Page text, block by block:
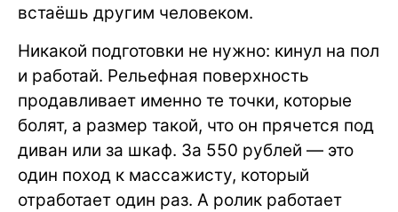
встаёшь другим человеком.
Никакой подготовки не нужно: кинул на пол
и работай. Рельефная поверхность
продавливает именно те точки, которые
болят, а размер такой, что он прячется под
диван или за шкаф. За 550 рублей — это
один поход к массажисту, который
отработает один раз. А ролик работает